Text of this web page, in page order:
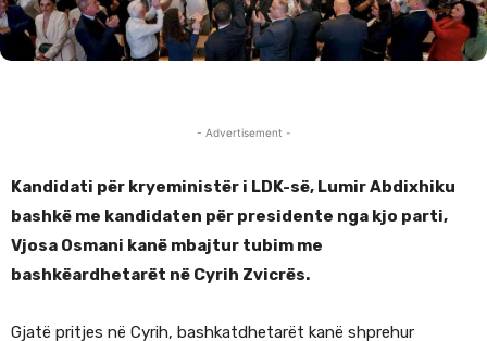
- Advertisement -
Kandidati për kryeministër i LDK-së, Lumir Abdixhiku
bashkë me kandidaten për presidente nga kjo parti,
Vjosa Osmani kanë mbajtur tubim me
bashkëardhetarët në Cyrih Zvicrës.
Gjatë pritjes në Cyrih, bashkatdhetarët kanë shprehur